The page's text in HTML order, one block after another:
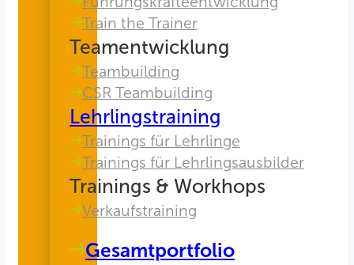
Train the Trainer
Teamentwicklung
Teambuilding
CSR Teambuilding
Lehrlingstraining
Trainings für Lehrlinge
Trainings für Lehrlingsausbilder
Trainings & Workhops
Verkaufstraining
Gesamtportfolio